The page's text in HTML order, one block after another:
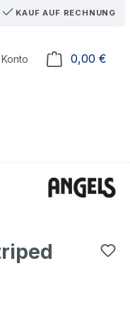
KAUF AUF RECHNUNG
0,00 €